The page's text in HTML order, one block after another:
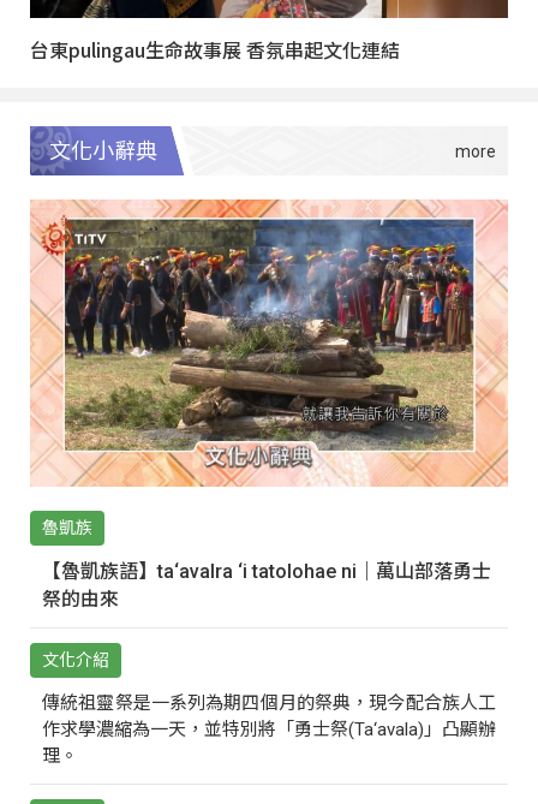
台東pulingau生命故事展 香氛串起文化連結
文化小辭典
魯凱族
【魯凱族語】ta‘avalra ‘i tatolohae ni｜萬山部落勇士
祭的由來
文化介紹
傳統祖靈祭是一系列為期四個月的祭典，現今配合族人工
作求學濃縮為一天，並特別將「勇士祭(Ta‘avala)」凸顯辦
理。